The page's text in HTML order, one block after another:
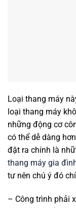
Loại thang máy
loại thang máy
những động cơ
có thể dễ dàng
đặt ra chính là
thang máy gia
tư nên chú ý đó
– Công trình phải